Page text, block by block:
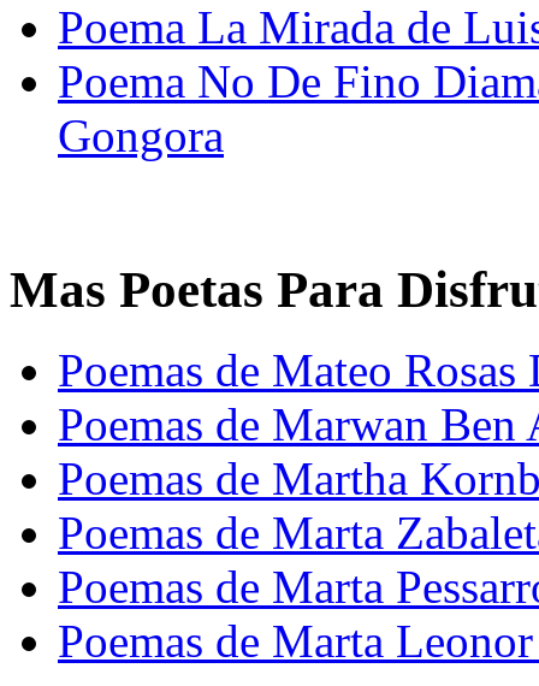
Poema La Mirada de
Poema No De Fino
Gongora
Mas Poetas Para
Poemas de Mateo Rosas
Poemas de Marwan
Poemas de Martha
Poemas de Marta
Poemas de Marta
Poemas de Marta